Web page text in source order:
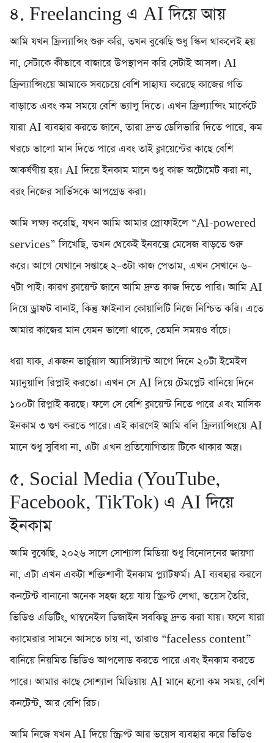
৪. Freelancing এ AI দিয়ে আয়
আমি যখন ফ্রিল্যান্সিং শুরু করি, তখন বুঝেছি শুধু স্কিল থাকলেই হয়
না, সেটাকে কীভাবে বাজারে উপস্থাপন করি সেটাই আসল। AI
ফ্রিল্যান্সিংয়ে আমাকে সবচেয়ে বেশি সাহায্য করেছে কাজের গতি
বাড়াতে এবং কম সময়ে বেশি ভ্যালু দিতে। এখন ফ্রিল্যান্সিং মার্কেটে
যারা AI ব্যবহার করতে জানে, তারা দ্রুত ডেলিভারি দিতে পারে, কম
খরচে ভালো মান দিতে পারে এবং তাই ক্লায়েন্টের কাছে বেশি
আকর্ষণীয় হয়। AI দিয়ে ইনকাম মানে শুধু কাজ অটোমেট করা না,
বরং নিজের সার্ভিসকে আপগ্রেড করা।
আমি লক্ষ্য করেছি, যখন আমি আমার প্রোফাইলে “AI-powered
services” লিখেছি, তখন থেকেই ইনবক্সে মেসেজ বাড়তে শুরু
করে। আগে যেখানে সপ্তাহে ২–৩টা কাজ পেতাম, এখন সেখানে ৬–
৭টা পাই। কারণ ক্লায়েন্ট জানে আমি দ্রুত কাজ দিতে পারি। আমি AI
দিয়ে ড্রাফট বানাই, কিন্তু ফাইনাল কোয়ালিটি নিজে নিশ্চিত করি। এতে
আমার কাজের মান যেমন ভালো থাকে, তেমনি সময়ও বাঁচে।
ধরা যাক, একজন ভার্চুয়াল অ্যাসিস্ট্যান্ট আগে দিনে ২০টা ইমেইল
ম্যানুয়ালি রিপ্লাই করতো। এখন সে AI দিয়ে টেমপ্লেট বানিয়ে দিনে
১০০টা রিপ্লাই করছে। ফলে সে বেশি ক্লায়েন্ট নিতে পারে এবং মাসিক
ইনকাম ৩ গুণ করতে পারে। এই কারণেই আমি বলি ফ্রিল্যান্সিংয়ে AI
মানে শুধু সুবিধা না, এটা এখন প্রতিযোগিতায় টিকে থাকার অস্ত্র।
৫. Social Media (YouTube,
Facebook, TikTok) এ AI দিয়ে
ইনকাম
আমি বুঝেছি, ২০২৬ সালে সোশ্যাল মিডিয়া শুধু বিনোদনের জায়গা
না, এটা এখন একটা শক্তিশালী ইনকাম প্ল্যাটফর্ম। AI ব্যবহার করলে
কনটেন্ট বানানো অনেক সহজ হয়ে যায় স্ক্রিপ্ট লেখা, ভয়েস তৈরি,
ভিডিও এডিটিং, থাম্বনেইল ডিজাইন সবকিছু দ্রুত করা যায়। ফলে যারা
ক্যামেরার সামনে আসতে চায় না, তারাও “faceless content”
বানিয়ে নিয়মিত ভিডিও আপলোড করতে পারে এবং ইনকাম করতে
পারে। আমার কাছে সোশ্যাল মিডিয়ায় AI মানে হলো কম সময়, বেশি
কনটেন্ট, আর বেশি রিচ।
আমি নিজে যখন AI দিয়ে স্ক্রিপ্ট আর ভয়েস ব্যবহার করে ভিডিও